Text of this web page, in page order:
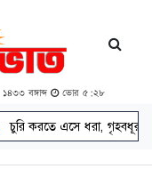
বঙ্গাব্দ ভোর ৫:২৮
করতে এসে ধরা, গৃহবধূর